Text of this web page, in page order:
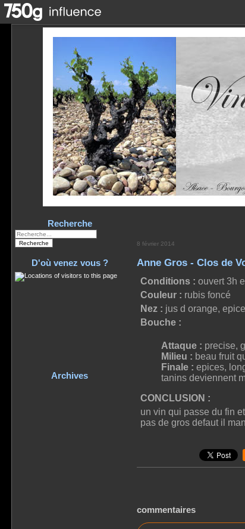
Recherche
D'où venez vous ?
Archives
8 février 2014
Anne Gros - Clos de
Conditions : ouvert 3h
Couleur : rubis foncé
Nez : jus d orange,
Bouche :
Attaque : precise,
Milieu : beau fruit
Finale : epices,
tanins deviennent
CONCLUSION :
un vin qui passe du fin
pas de gros defaut il
commentaires